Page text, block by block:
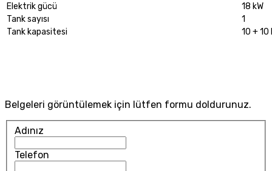
Elektrik gücü
18 kW
Tank sayısı
1
Tank kapasitesi
10 + 10
Belgeleri görüntülemek için lütfen formu doldurunuz.
Adınız
Telefon